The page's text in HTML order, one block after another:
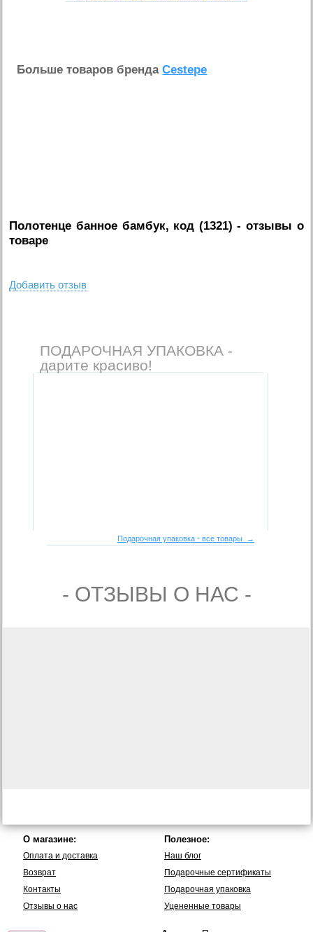
Больше товаров брендаCestepe
Полотенце банное бамбук, код (1321) - отзывы о
товаре
Добавить отзыв
ПОДАРОЧНАЯ УПАКОВКА -
дарите красиво!
Подарочная упаковка - все товары →
- ОТЗЫВЫ О НАС -
О магазине:
Оплата и доставка
Возврат
Контакты
Отзывы о нас
Полезное:
Наш блог
Подарочные сертификаты
Подарочная упаковка
Уцененные товары